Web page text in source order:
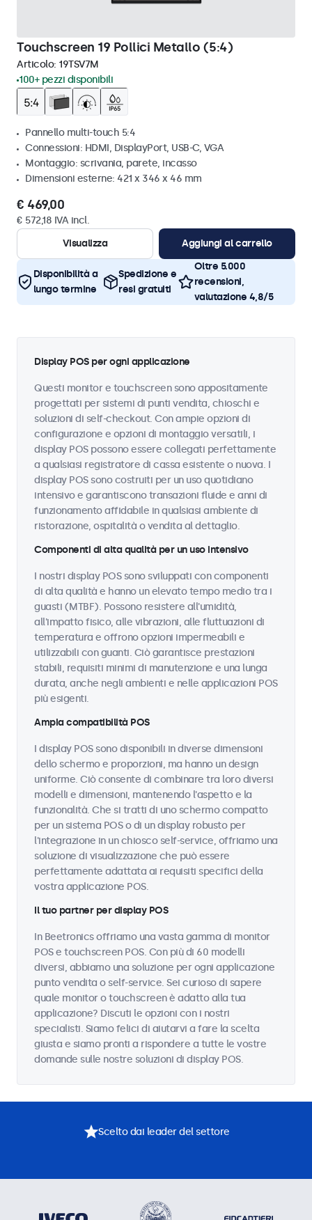
Touchscreen 19 Pollici Metallo (5:4)
Articolo: 19TSV7M
100+ pezzi disponibili
Pannello multi-touch 5:4
Connessioni: HDMI, DisplayPort, USB-C, VGA
Montaggio: scrivania, parete, incasso
Dimensioni esterne: 421 x 346 x 46 mm
€ 469,00
€ 572,18 IVA incl.
Visualizza
Aggiungi al carrello
Disponibilità a
lungo termine
Spedizione e
resi gratuiti
Oltre 5.000
recensioni,
valutazione 4,8/5
Display POS per ogni applicazione
Questi monitor e touchscreen sono appositamente
progettati per sistemi di punti vendita, chioschi e
soluzioni di self-checkout. Con ampie opzioni di
configurazione e opzioni di montaggio versatili, i
display POS possono essere collegati perfettamente
a qualsiasi registratore di cassa esistente o nuova. I
display POS sono costruiti per un uso quotidiano
intensivo e garantiscono transazioni fluide e anni di
funzionamento affidabile in qualsiasi ambiente di
ristorazione, ospitalità o vendita al dettaglio.
Componenti di alta qualità per un uso intensivo
I nostri display POS sono sviluppati con componenti
di alta qualità e hanno un elevato tempo medio tra i
guasti (MTBF). Possono resistere all'umidità,
all'impatto fisico, alle vibrazioni, alle fluttuazioni di
temperatura e offrono opzioni impermeabili e
utilizzabili con guanti. Ciò garantisce prestazioni
stabili, requisiti minimi di manutenzione e una lunga
durata, anche negli ambienti e nelle applicazioni POS
più esigenti.
Ampia compatibilità POS
I display POS sono disponibili in diverse dimensioni
dello schermo e proporzioni, ma hanno un design
uniforme. Ciò consente di combinare tra loro diversi
modelli e dimensioni, mantenendo l'aspetto e la
funzionalità. Che si tratti di uno schermo compatto
per un sistema POS o di un display robusto per
l'integrazione in un chiosco self-service, offriamo una
soluzione di visualizzazione che può essere
perfettamente adattata ai requisiti specifici della
vostra applicazione POS.
Il tuo partner per display POS
In Beetronics offriamo una vasta gamma di monitor
POS e touchscreen POS. Con più di 60 modelli
diversi, abbiamo una soluzione per ogni applicazione
punto vendita o self-service. Sei curioso di sapere
quale monitor o touchscreen è adatto alla tua
applicazione? Discuti le opzioni con i nostri
specialisti. Siamo felici di aiutarvi a fare la scelta
giusta e siamo pronti a rispondere a tutte le vostre
domande sulle nostre soluzioni di display POS.
Scelto dai leader del settore